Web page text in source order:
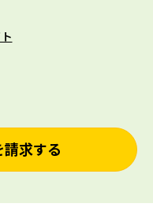
求する